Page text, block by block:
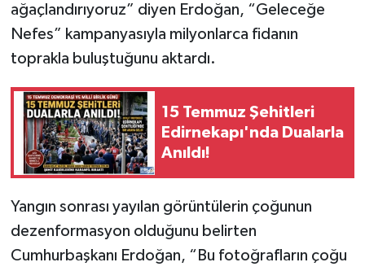
ağaçlandırıyoruz” diyen Erdoğan, “Geleceğe
Nefes” kampanyasıyla milyonlarca fidanın
toprakla buluştuğunu aktardı.
15 Temmuz Şehitleri
Edirnekapı'nda Dualarla
Anıldı!
Yangın sonrası yayılan görüntülerin çoğunun
dezenformasyon olduğunu belirten
Cumhurbaşkanı Erdoğan, “Bu fotoğrafların çoğu